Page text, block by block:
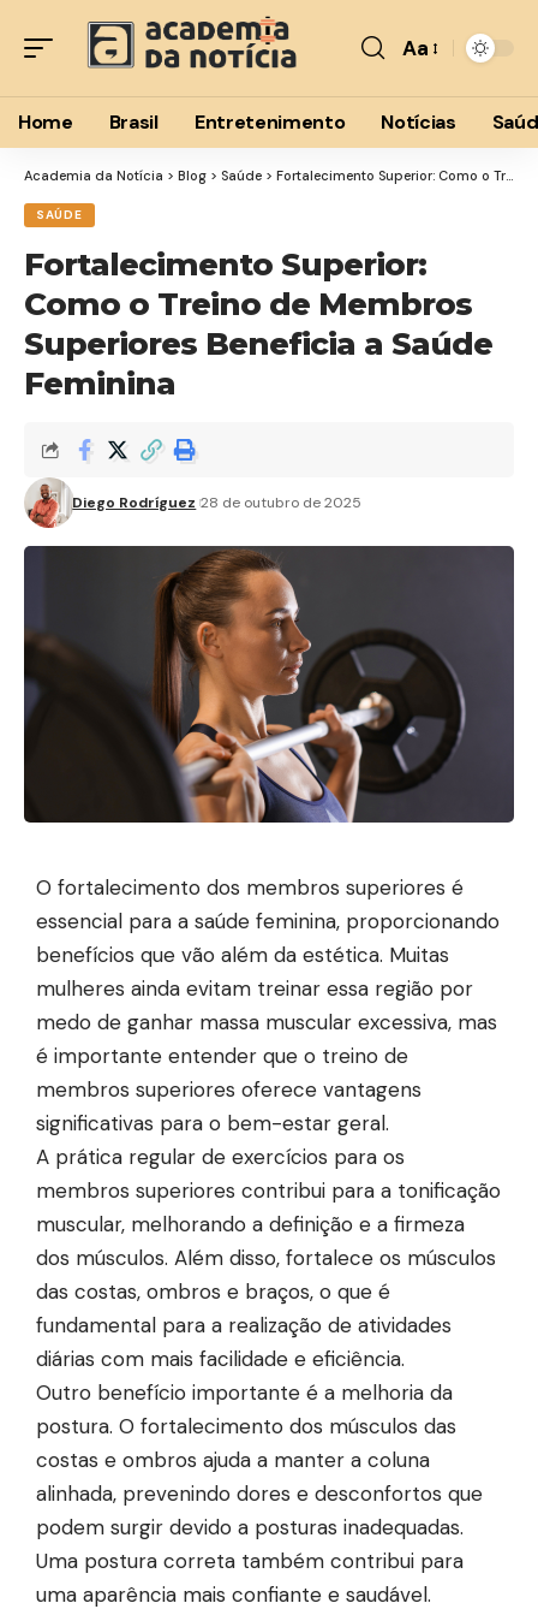
Aa
Home Brasil Entretenimento Notícias
Academia da Notícia > Blog > Saúde > Fortalecimento Superior: Como o Treino de Membros Superiores Beneficia a Saúde Feminina
SAÚDE
Fortalecimento Superior:
Como o Treino de Membros
Superiores Beneficia a Saúde
Feminina
Diego Rodríguez 28 de outubro de 2025
O fortalecimento dos membros superiores é
essencial para a saúde feminina, proporcionando
benefícios que vão além da estética. Muitas
mulheres ainda evitam treinar essa região por
medo de ganhar massa muscular excessiva, mas
é importante entender que o treino de
membros superiores oferece vantagens
significativas para o bem-estar geral.
A prática regular de exercícios para os
membros superiores contribui para a tonificação
muscular, melhorando a definição e a firmeza
dos músculos. Além disso, fortalece os músculos
das costas, ombros e braços, o que é
fundamental para a realização de atividades
diárias com mais facilidade e eficiência.
Outro benefício importante é a melhoria da
postura. O fortalecimento dos músculos das
costas e ombros ajuda a manter a coluna
alinhada, prevenindo dores e desconfortos que
podem surgir devido a posturas inadequadas.
Uma postura correta também contribui para
uma aparência mais confiante e saudável.